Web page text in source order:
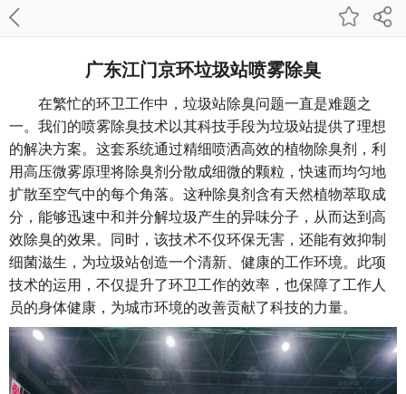
广东江门京环垃圾站喷雾除臭
在繁忙的环卫工作中，垃圾站除臭问题一直是难题之
一。我们的喷雾除臭技术以其科技手段为垃圾站提供了理想
的解决方案。这套系统通过精细喷洒高效的植物除臭剂，利
用高压微雾原理将除臭剂分散成细微的颗粒，快速而均匀地
扩散至空气中的每个角落。这种除臭剂含有天然植物萃取成
分，能够迅速中和并分解垃圾产生的异味分子，从而达到高
效除臭的效果。同时，该技术不仅环保无害，还能有效抑制
细菌滋生，为垃圾站创造一个清新、健康的工作环境。此项
技术的运用，不仅提升了环卫工作的效率，也保障了工作人
员的身体健康，为城市环境的改善贡献了科技的力量。